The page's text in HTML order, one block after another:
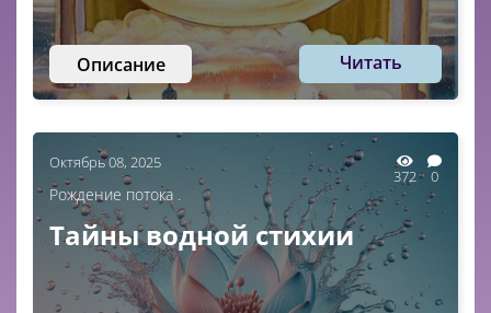
Описание Читать
Октябрь 08, 2025
372 0
Рождение потока .
Тайны водной стихии